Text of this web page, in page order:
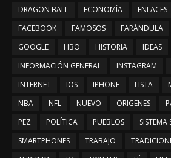
DRAGON BALL
ECONOMÍA ENLACES
FACEBOOK
FAMOSOS FARÁNDULA
GOOGLE
HBO HISTORIA IDEAS
INFORMACIÓN GENERAL
INSTAGRAM
INTERNET
IOS IPHONE LISTA
NBA
NFL NUEVO ORIGENES
PEZ
POLÍTICA PUEBLOS
SISTEMA
SMARTPHONES
TRABAJO